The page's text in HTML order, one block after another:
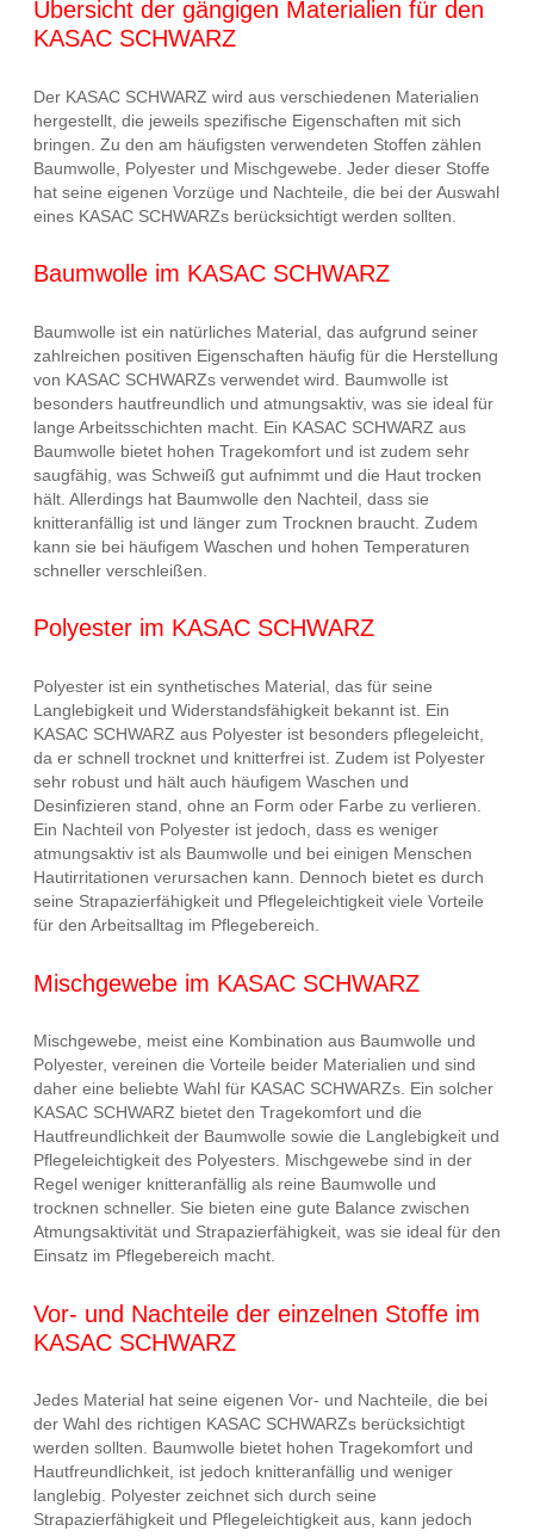
Übersicht der gängigen Materialien für den
KASAC SCHWARZ
Der KASAC SCHWARZ wird aus verschiedenen Materialien
hergestellt, die jeweils spezifische Eigenschaften mit sich
bringen. Zu den am häufigsten verwendeten Stoffen zählen
Baumwolle, Polyester und Mischgewebe. Jeder dieser Stoffe
hat seine eigenen Vorzüge und Nachteile, die bei der Auswahl
eines KASAC SCHWARZs berücksichtigt werden sollten.
Baumwolle im KASAC SCHWARZ
Baumwolle ist ein natürliches Material, das aufgrund seiner
zahlreichen positiven Eigenschaften häufig für die Herstellung
von KASAC SCHWARZs verwendet wird. Baumwolle ist
besonders hautfreundlich und atmungsaktiv, was sie ideal für
lange Arbeitsschichten macht. Ein KASAC SCHWARZ aus
Baumwolle bietet hohen Tragekomfort und ist zudem sehr
saugfähig, was Schweiß gut aufnimmt und die Haut trocken
hält. Allerdings hat Baumwolle den Nachteil, dass sie
knitteranfällig ist und länger zum Trocknen braucht. Zudem
kann sie bei häufigem Waschen und hohen Temperaturen
schneller verschleißen.
Polyester im KASAC SCHWARZ
Polyester ist ein synthetisches Material, das für seine
Langlebigkeit und Widerstandsfähigkeit bekannt ist. Ein
KASAC SCHWARZ aus Polyester ist besonders pflegeleicht,
da er schnell trocknet und knitterfrei ist. Zudem ist Polyester
sehr robust und hält auch häufigem Waschen und
Desinfizieren stand, ohne an Form oder Farbe zu verlieren.
Ein Nachteil von Polyester ist jedoch, dass es weniger
atmungsaktiv ist als Baumwolle und bei einigen Menschen
Hautirritationen verursachen kann. Dennoch bietet es durch
seine Strapazierfähigkeit und Pflegeleichtigkeit viele Vorteile
für den Arbeitsalltag im Pflegebereich.
Mischgewebe im KASAC SCHWARZ
Mischgewebe, meist eine Kombination aus Baumwolle und
Polyester, vereinen die Vorteile beider Materialien und sind
daher eine beliebte Wahl für KASAC SCHWARZs. Ein solcher
KASAC SCHWARZ bietet den Tragekomfort und die
Hautfreundlichkeit der Baumwolle sowie die Langlebigkeit und
Pflegeleichtigkeit des Polyesters. Mischgewebe sind in der
Regel weniger knitteranfällig als reine Baumwolle und
trocknen schneller. Sie bieten eine gute Balance zwischen
Atmungsaktivität und Strapazierfähigkeit, was sie ideal für den
Einsatz im Pflegebereich macht.
Vor- und Nachteile der einzelnen Stoffe im
KASAC SCHWARZ
Jedes Material hat seine eigenen Vor- und Nachteile, die bei
der Wahl des richtigen KASAC SCHWARZs berücksichtigt
werden sollten. Baumwolle bietet hohen Tragekomfort und
Hautfreundlichkeit, ist jedoch knitteranfällig und weniger
langlebig. Polyester zeichnet sich durch seine
Strapazierfähigkeit und Pflegeleichtigkeit aus, kann jedoch